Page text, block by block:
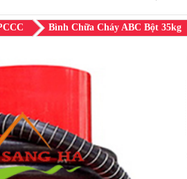
Bình Chữa Cháy ABC Bột 35kg